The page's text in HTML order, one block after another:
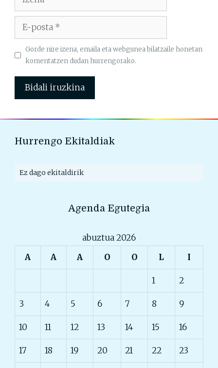
E-
posta
Gorde nire izena, emaila eta webgunea bilatzaile honetan
komentatzen dudan hurrengorako.
Hurrengo Ekitaldiak
Ez dago ekitaldirik
Agenda Egutegia
abuztua 2026
A
A A O O L I
1 2
3 4 5 6 7 8 9
10 11 12 13 14 15 16
17 18 19 20 21 22 23